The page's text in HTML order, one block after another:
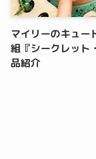
マイリーのキュー
組『シークレット
品紹介